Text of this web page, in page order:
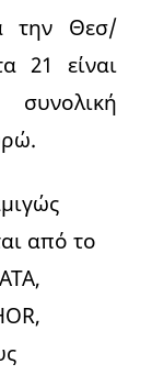
την Θεσ/
21 είναι
από το